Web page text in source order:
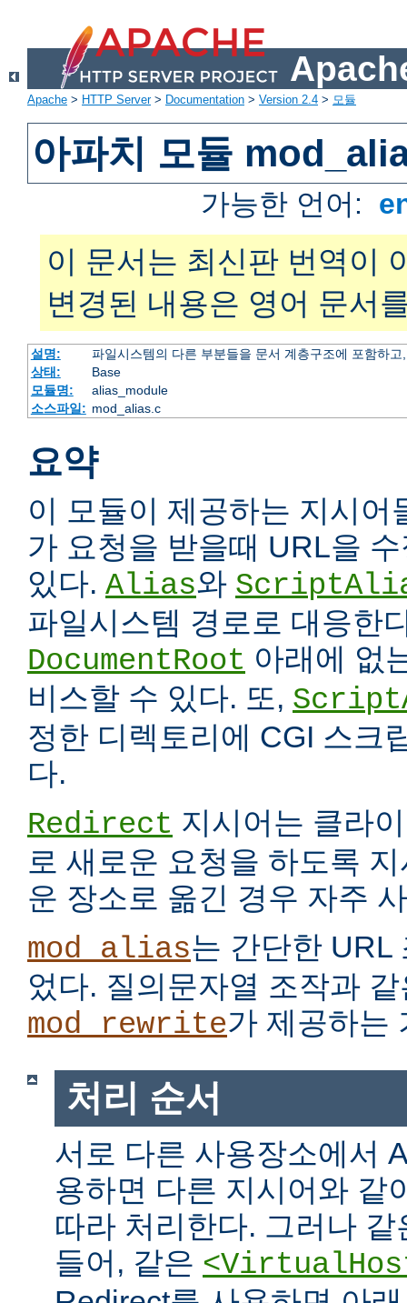
Apache > HTTP Server> Documentation > Version 2.4 > 모듈
아파치 모듈
가능한 언어:
이 문서는 최신판 번역이
변경된 내용은 영어 문서
설명:
파일시스템의 다른 부분들을 문서 계층구조에 포함하
상태:
Base
모듈명:
alias_module
소스파일: mod_alias.c
요약
이 모듈이 제공하는 지시어
가 요청을 받을때 URL을
있다. Alias와
파일시스템 경로로 대응한
DocumentRoot 아래에 없
비스할 수 있다. 또,
정한 디렉토리에 CGI 스크
다.
Redirect 지시어는 클라
로 새로운 요청을 하도록
운 장소로 옮긴 경우 자주
mod_alias는 간단한 URL
었다. 질의문자열 조작과
mod_rewrite가 제공하는
처리 순서
서로 다른 사용장소에서
용하면 다른 지시어와 같
따라 처리한다. 그러나
들어, 같은